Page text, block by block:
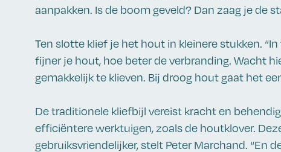
aanpakken. Is de boom geveld? Dan zaag je de
Ten slotte klief je het hout in kleinere stukken.
fijner je hout, hoe beter de verbranding. Wacht
gemakkelijk te klieven. Bij droog hout gaat het
De traditionele kliefbijl vereist kracht en
efficiëntere werktuigen, zoals de houtklover.
gebruiksvriendelijker, stelt Peter Marchand. “En